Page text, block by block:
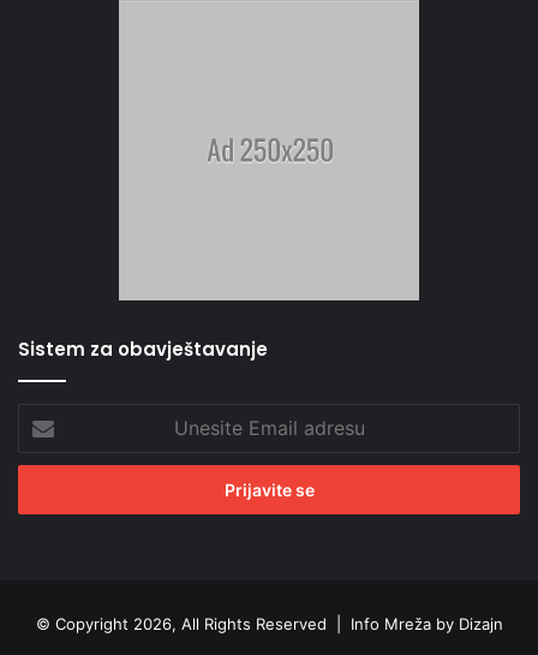
Sistem za obavještavanje
Email
adresu
© Copyright 2026, All Rights Reserved | Info Mreža by Dizajn